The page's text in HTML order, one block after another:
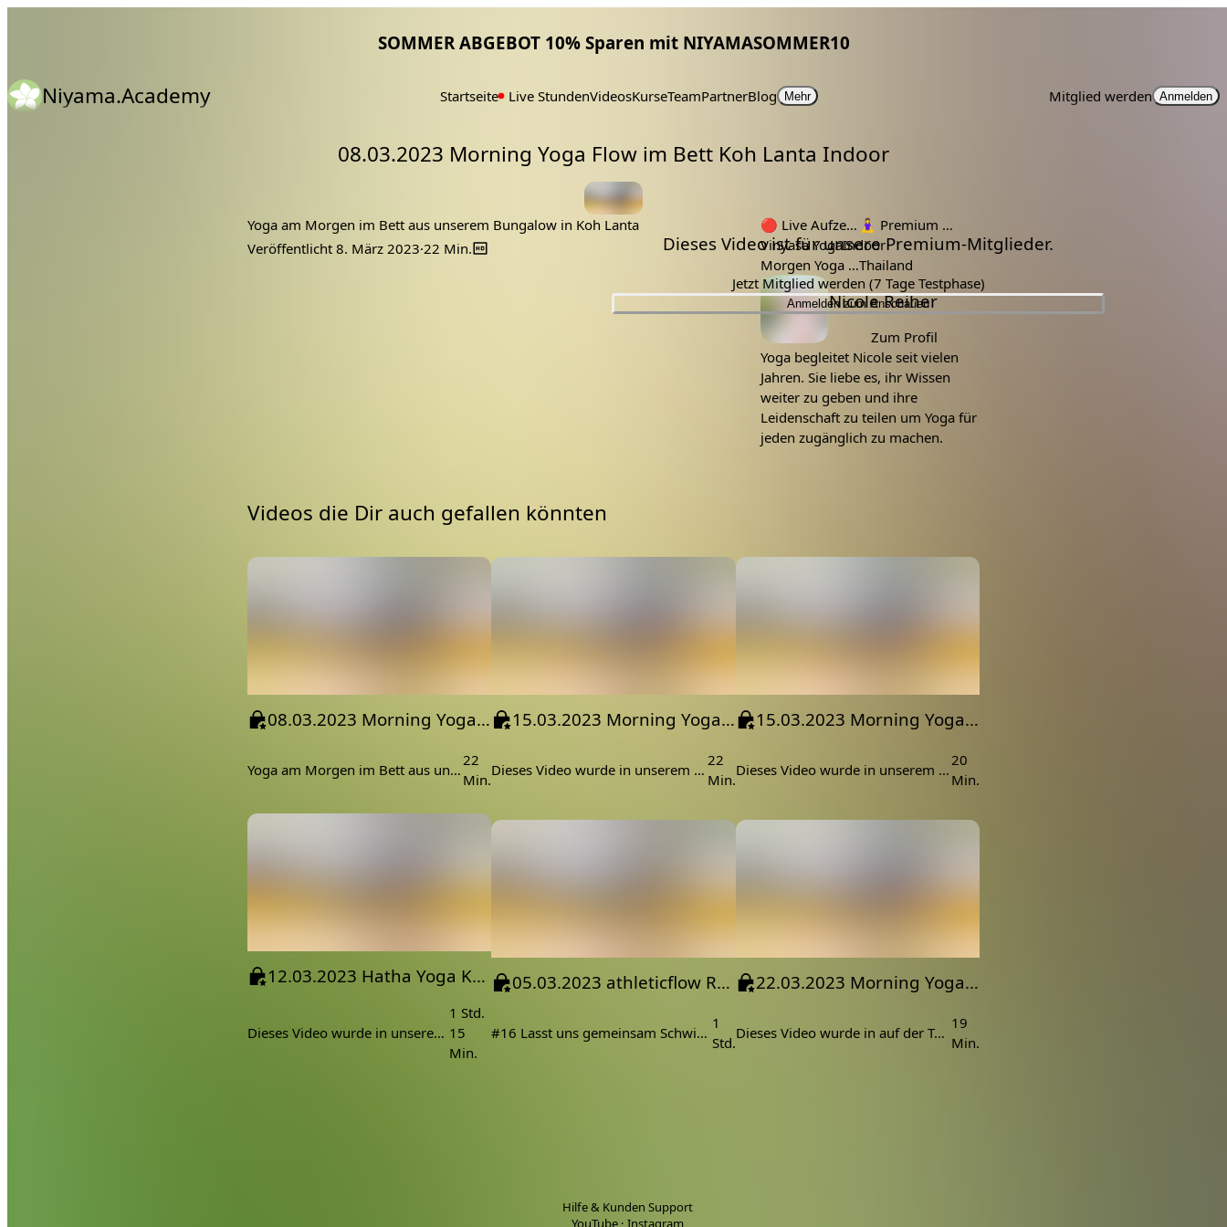
SOMMER ABGEBOT 10% Sparen mit NIYAMASOMMER10
Niyama.Academy Startseite Live StundenVideosKurseTeamPartnerBlog Mehr Mitglied werden Anmelden
08.03.2023 Morning Yoga Flow im Bett Koh Lanta Indoor
Dieses Video ist für unsere Premium-Mitglieder.
Jetzt Mitglied werden (7 Tage Testphase)
Anmelden zum Anschauen
Yoga am Morgen im Bett aus unserem Bungalow in Koh Lanta
Veröffentlicht 8. März 2023·22 Min.
Tags:
🔴 Live Aufzeichnung 🧘‍♀️ Premium Mitglieder
Vinyasa YogaIndoor
Morgen Yoga VinyasaThailand
bett
koh lantamorgen yoga
yoga im bett
Lehrer:
Nicole Reiher
Zum Profil
Yoga begleitet Nicole seit vielen
Jahren. Sie liebe es, ihr Wissen
weiter zu geben und ihre
Leidenschaft zu teilen um Yoga für
jeden zugänglich zu machen.
Videos die Dir auch gefallen könnten
08.03.2023 Morning Yoga Slow im Bett Koh Lanta Indoor
Yoga am Morgen im Bett aus unserem Bungalow in Koh Lanta
22
Min.
15.03.2023 Morning Yoga Flow Koh Lanta Indoor
Dieses Video wurde in unserem Bungalow in Koh Lanta produziert
22
Min.
15.03.2023 Morning Yoga Slow Koh Lanta Indoor
Dieses Video wurde in unserem Bungalow in Koh Lanta produziert
20
Min.
12.03.2023 Hatha Yoga Koh Lanta Indoor
Dieses Video wurde in unserem Bungalow in Koh Lanta produziert
1 Std.
15
Min.
05.03.2023 athleticflow Release 16 auf Koh Lanta im Palmenpark
#16 Lasst uns gemeinsam Schwitzen. Dieses Video wurde auf Koh Lanta aufgenommen.
1
Std.
22.03.2023 Morning Yoga Flow Koh Lanta Outdoor mit Katzi
Dieses Video wurde in auf der Terrasse unseres Bungalows in Koh Lanta produziert und Katzi war mit dabei.
19
Min.
Hilfe & Kunden Support
YouTube · Instagram